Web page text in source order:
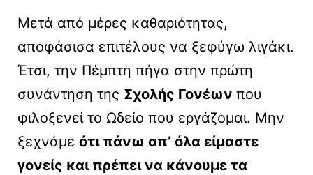
Μετά από μέρες καθαριότητας,
αποφάσισα επιτέλους να ξεφύγω λιγάκι.
Έτσι, την Πέμπτη πήγα στην πρώτη
συνάντηση της Σχολής Γονέων που
φιλοξενεί το Ωδείο που εργάζομαι. Μην
ξεχνάμε ότι πάνω απ’ όλα είμαστε
γονείς και πρέπει να κάνουμε τα